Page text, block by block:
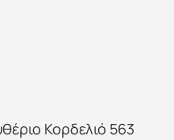
Κορδελιό 563